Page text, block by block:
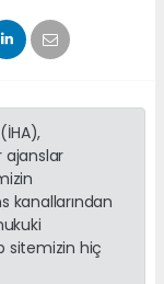
ajanslar
kanallarından
sitemizin hiç